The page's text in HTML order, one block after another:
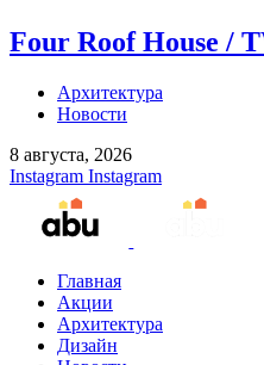
Four Roof House /
Архитектура
Новости
8 августа, 2026
Instagram Instagram
Главная
Акции
Архитектура
Дизайн